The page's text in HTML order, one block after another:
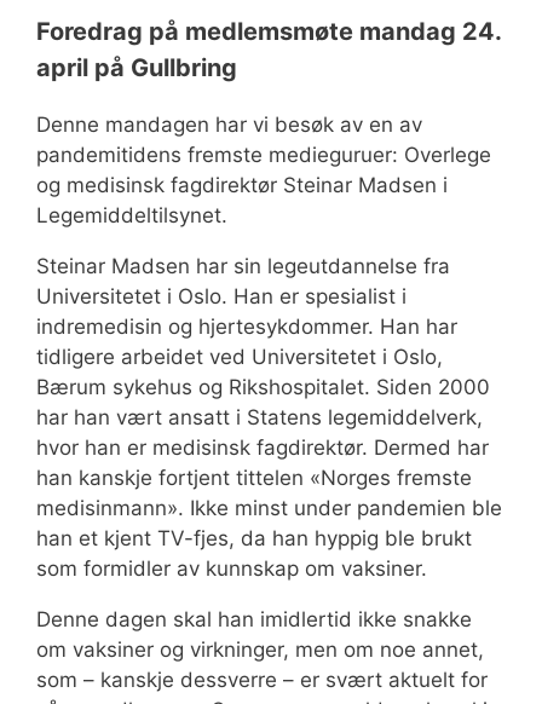
Foredrag på medlemsmøte mandag 24.
april på Gullbring
Denne mandagen har vi besøk av en av
pandemitidens fremste medieguruer: Overlege
og medisinsk fagdirektør Steinar Madsen i
Legemiddeltilsynet.
Steinar Madsen har sin legeutdannelse fra
Universitetet i Oslo. Han er spesialist i
indremedisin og hjertesykdommer. Han har
tidligere arbeidet ved Universitetet i Oslo,
Bærum sykehus og Rikshospitalet. Siden 2000
har han vært ansatt i Statens legemiddelverk,
hvor han er medisinsk fagdirektør. Dermed har
han kanskje fortjent tittelen «Norges fremste
medisinmann». Ikke minst under pandemien ble
han et kjent TV-fjes, da han hyppig ble brukt
som formidler av kunnskap om vaksiner.
Denne dagen skal han imidlertid ikke snakke
om vaksiner og virkninger, men om noe annet,
som – kanskje dessverre – er svært aktuelt for